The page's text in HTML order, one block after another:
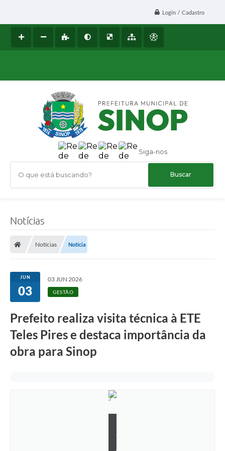
Login / Cadastro
Siga-nos
O que está buscando?
Notícias
Notícias Notícia
JUN
03
03 JUN 2026
GESTÃO
Prefeito realiza visita técnica à ETE
Teles Pires e destaca importância da
obra para Sinop
a
o